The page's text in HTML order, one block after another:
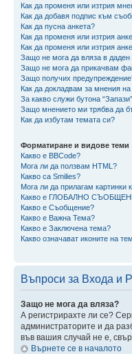
Как да променя или изтрия
Как да добавя подпис към
Как да пусна анкета?
Как да променя или изтрия
Как да променя или изтрия
Защо не мога да вляза в
Защо не мога да прикачвам
Защо получих
Как да докладвам за мнения
За какво служи бутона
Защо мнението ми трябва да
Как да избутам темата си?
Форматиране и видове теми
Какво е BBCode?
Мога ли да ползвам HTML?
Какво са Smilies?
Мога ли да прилагам
Какво е ГЛОБАЛНО
Какво е Съобщение?
Какво е Важна Тема?
Какво е Заключена тема?
Какво означават иконите на
Въпроси за Входа и
Защо не мога да вляза?
А регистрирахте ли се?
администраторите и да
във вашия случай не е,
Върнете се в началото